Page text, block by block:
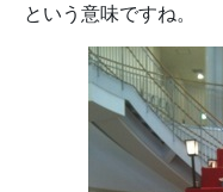
という意味ですね。